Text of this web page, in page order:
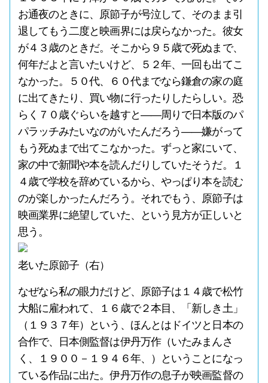
お通夜のときに、原節子が号泣して、そのまま引
退してもう二度と映画界には戻らなかった。彼女
が４３歳のときだ。そこから９５歳で死ぬまで、
何年だよと言いたいけど、５２年、一回も出てこ
なかった。５０代、６０代までなら鎌倉の家の庭
に出てきたり、買い物に行ったりしたらしい。恐
らく７０歳ぐらいを越すと――周りで日本版のパ
パラッチみたいなのがいたんだろう――嫌がって
もう死ぬまで出てこなかった。ずっと家にいて、
家の中で新聞や本を読んだりしていたそうだ。１
４歳で学校を辞めているから、やっぱり本を読む
のが楽しかったんだろう。それでもう、原節子は
映画業界に絶望していた、という見方が正しいと
思う。
老いた原節子（右）
なぜなら私の眼力だけど、原節子は１４歳で松竹
大船に雇われて、１６歳で２本目、「新しき土」
（１９３７年）という、ほんとはドイツと日本の
合作で、日本側監督は伊丹万作（いたみまんさ
く、１９００－１９４６年、）ということになっ
ている作品に出た。伊丹万作の息子が映画監督の